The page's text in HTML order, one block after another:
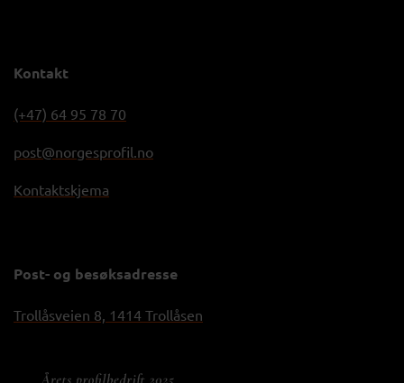
Kontakt
(+47) 64 95 78 70
post@norgesprofil.no
Kontaktskjema
Post- og besøksadresse
Trollåsveien 8, 1414 Trollåsen